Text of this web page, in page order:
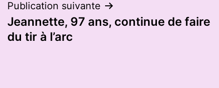
Publication suivante
Jeannette, 97 ans, continue de faire
du tir à l’arc